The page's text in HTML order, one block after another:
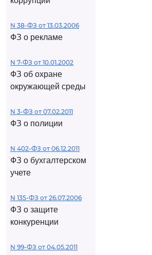
N 38-ФЗ от 13.03.2006
ФЗ о рекламе
N 7-ФЗ от 10.01.2002
ФЗ об охране
окружающей среды
N 3-ФЗ от 07.02.2011
ФЗ о полиции
N 402-ФЗ от 06.12.2011
ФЗ о бухгалтерском
учете
N 135-ФЗ от 26.07.2006
ФЗ о защите
конкуренции
N 99-ФЗ от 04.05.2011